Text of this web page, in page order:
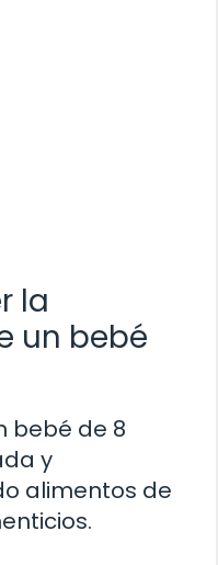
la
un bebé
bebé de 8
y
alimentos de